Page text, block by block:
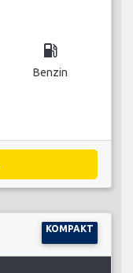
local_gas_station
Benzin
KOMPAKT